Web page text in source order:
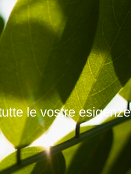
le vostre esigenze